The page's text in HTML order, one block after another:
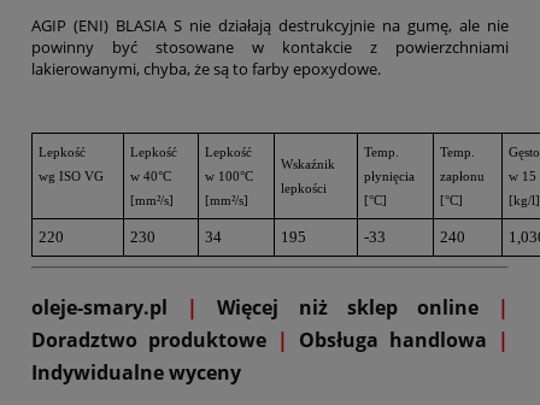
AGIP (ENI) BLASIA S nie działają destrukcyjnie na gumę, ale nie
powinny być stosowane w kontakcie z powierzchniami
lakierowanymi, chyba, że są to farby epoxydowe.
Lepkość
wg ISO VG
Lepkość
w 40°C
[mm²/s]
Lepkość
w 100°C
[mm²/s]
Wskaźnik
lepkości
Temp.
płynięcia
[°C]
Temp.
zapłonu
[°C]
w 15
[kg/l]
220 230 34 195 -33 240
oleje-smary.pl | Więcej niż sklep online
|
Doradztwo produktowe | Obsługa handlowa |
Indywidualne wyceny